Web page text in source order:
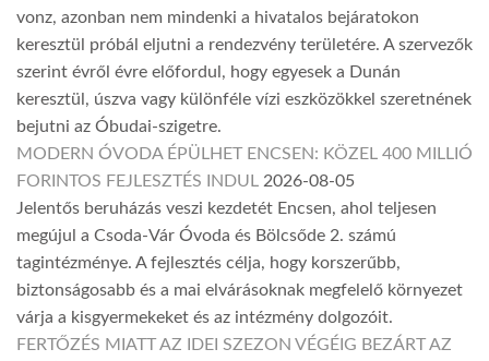
vonz, azonban nem mindenki a hivatalos bejáratokon
keresztül próbál eljutni a rendezvény területére. A szervezők
szerint évről évre előfordul, hogy egyesek a Dunán
keresztül, úszva vagy különféle vízi eszközökkel szeretnének
bejutni az Óbudai-szigetre.
MODERN ÓVODA ÉPÜLHET ENCSEN: KÖZEL 400 MILLIÓ
FORINTOS FEJLESZTÉS INDUL 2026-08-05
Jelentős beruházás veszi kezdetét Encsen, ahol teljesen
megújul a Csoda-Vár Óvoda és Bölcsőde 2. számú
tagintézménye. A fejlesztés célja, hogy korszerűbb,
biztonságosabb és a mai elvárásoknak megfelelő környezet
várja a kisgyermekeket és az intézmény dolgozóit.
FERTŐZÉS MIATT AZ IDEI SZEZON VÉGÉIG BEZÁRT AZ